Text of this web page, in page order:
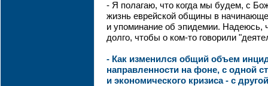
- Я полагаю, что когда мы будем, с
жизнь еврейской общины в
и упоминание об эпидемии. Надеюсь,
долго, чтобы о ком-то говорили
- Как изменился общий объем
направленности на фоне, с одной
и экономического кризиса - с